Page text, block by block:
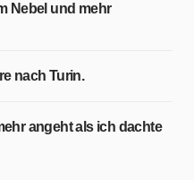
Nebel und mehr
nach Turin.
angeht als ich dachte